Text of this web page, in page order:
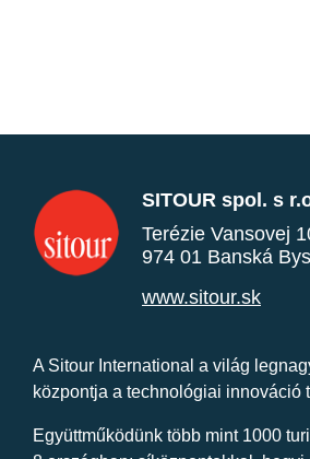
SITOUR spol. s
Terézie Vansovej
974 01 Banská
www.sitour.sk
A Sitour International a világ
központja a technológiai innováció
Együttműködünk több mint 1000